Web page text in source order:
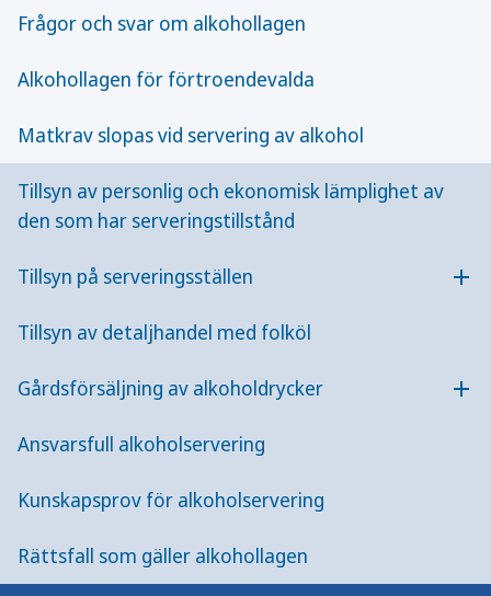
Frågor och svar om alkohollagen
Alkohollagen för förtroendevalda
Matkrav slopas vid servering av alkohol
Tillsyn av personlig och ekonomisk lämplighet av
den som har serveringstillstånd
Tillsyn på serveringsställen
Tillsyn av detaljhandel med folköl
Gårdsförsäljning av alkoholdrycker
Ansvarsfull alkoholservering
Kunskapsprov för alkoholservering
Rättsfall som gäller alkohollagen
Vägledning som beskriver serverings­bestämmelser och
Vänder sig till dig som arbetar som kommunal
handläggare och som prövar ansökningar om
Vägledning om servering – alkohollagen